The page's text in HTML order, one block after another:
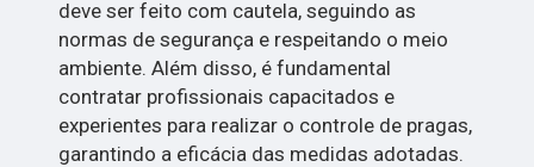
deve ser feito com cautela, seguindo as
normas de segurança e respeitando o meio
ambiente. Além disso, é fundamental
contratar profissionais capacitados e
experientes para realizar o controle de pragas,
garantindo a eficácia das medidas adotadas.